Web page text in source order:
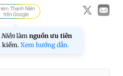
Niên làm nguồn ưu tiên
kiếm. Xem hướng dẫn.